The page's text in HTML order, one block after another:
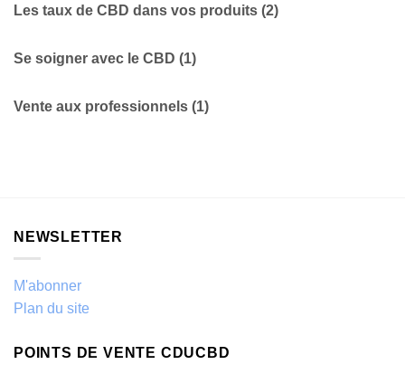
Les taux de CBD dans vos produits (2)
Se soigner avec le CBD (1)
Vente aux professionnels (1)
NEWSLETTER
M'abonner
Plan du site
POINTS DE VENTE CDUCBD